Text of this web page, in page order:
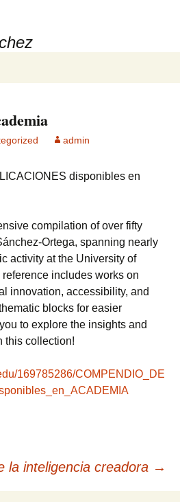
admin
disponibles en
compilation of over fifty
Ortega, spanning nearly
activity at the University of
includes works on
innovation, accessibility, and
blocks for easier
to explore the insights and
this collection!​
169785286/COMPENDIO_DE
la inteligencia creadora →